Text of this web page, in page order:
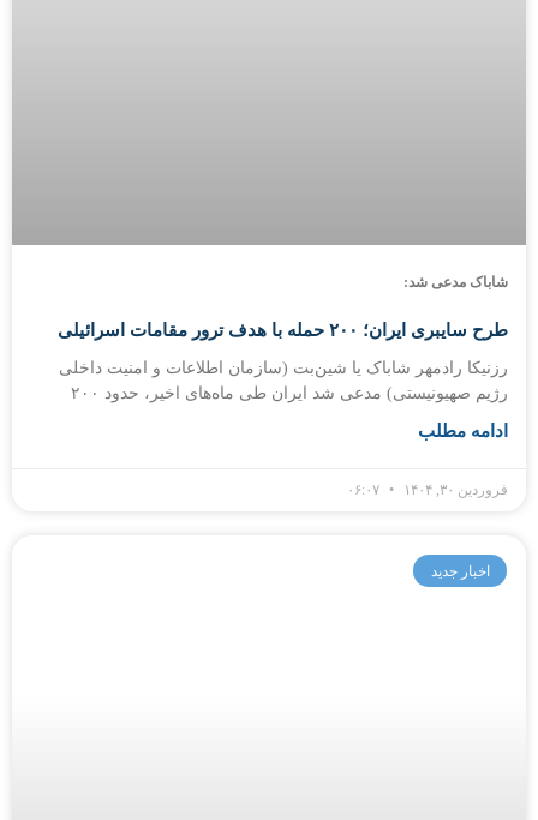
شاباک مدعی شد:
طرح سایبری ایران؛ ۲۰۰ حمله با هدف ترور مقامات اسرائیلی
رزنیکا رادمهر شاباک یا شین‌بت (سازمان اطلاعات و امنیت داخلی
رژیم صهیونیستی) مدعی شد ایران طی ماه‌های اخیر، حدود ۲۰۰
ادامه مطلب
فروردین ۳۰, ۱۴۰۴
اخبار جدید